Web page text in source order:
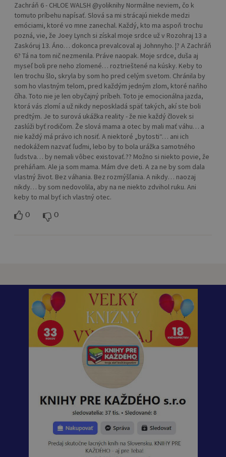
Zachráň 6 - CHLOE WALSH @yoliknihy Normálne neviem, čo k
tomuto príbehu napísať. Slová sa mi strácajú niekde medzi
emóciami, ktoré vo mne zanechal. Každý, kto ma aspoň trochu
pozná, vie, že Joey Lynch si získal moje srdce už v Rozohraj 13 a
Zaskóruj 13. Áno… dokonca prevalcoval aj Johnnyho. ¦? A Zachráň
6? Tá na tom nič nezmenila. Práve naopak. Moje srdce, duša aj
myseľ boli pre neho zlomené… roztrieštené na kúsky. Keby to
len trochu šlo, skryla by som ho pred celým svetom. Chránila by
som ho vlastným telom, pred každým jedným zlom, ktoré naňho
číha. Toto nie je len obyčajný príbeh. Toto je emocionálna jazda,
ktorá vás zlomí a už nikdy neposkladá späť takých, akí ste boli
predtým. Je to surová ukážka reality - že nie každý človek si
zaslúži byť rodičom. Že slová mama a otec by mali mať váhu… a
nie každý má právo ich nosiť. A niektoré „bytosti“… ani ich
nedokážem nazvať ľuďmi, lebo by to bola urážka samotného
ľudstva… by nemali vôbec existovať.?? Možno si niekto povie, že
preháňam. Ale ja som mama. Mám dve deti. A za ne by som dala
vlastný život. Bez váhania. Bez rozmýšľania. A nikdy… naozaj
nikdy… by som nedovolila, aby na ne niekto zdvihol ruku. Ani
keby to mal byť ich vlastný otec.
0 0